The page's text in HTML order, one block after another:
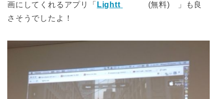
画にしてくれるアプリ「 Lightt (無料)
」も良
さそうでしたよ！